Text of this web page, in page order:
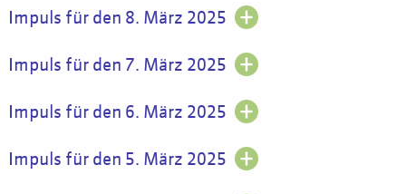
Impuls für den 8. März 2025
Impuls für den 7. März 2025
Impuls für den 6. März 2025
Impuls für den 5. März 2025